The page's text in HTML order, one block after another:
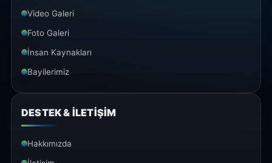
Video Galeri
Foto Galeri
İnsan Kaynakları
Bayilerimiz
DESTEK & İLETİŞİM
Hakkımızda